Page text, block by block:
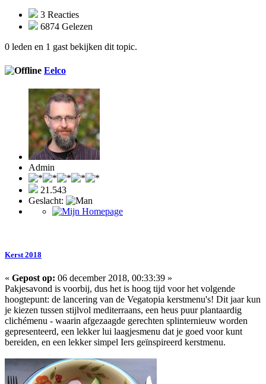
3 Reacties
6874 Gelezen
0 leden en 1 gast bekijken dit topic.
Eelco
Admin
21.543
Geslacht:
Kerst 2018
« Gepost op: 06 december 2018, 00:33:39 »
Pakjesavond is voorbij, dus het is hoog tijd voor het volgende
hoogtepunt: de lancering van de Vegatopia kerstmenu's! Dit jaar kun
je kiezen tussen stijlvol mediterraans, een heus puur plantaardig
clichémenu - waarin afgezaagde gerechten splinternieuw worden
gepresenteerd, een lekker lui laagjesmenu dat je goed voor kunt
bereiden, en een lekker simpel Iers geïnspireerd kerstmenu.